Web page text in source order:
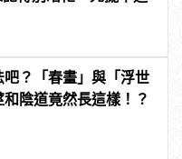
吧？「春畫」與「浮世
陰道竟然長這樣！？